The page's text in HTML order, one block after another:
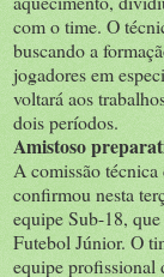
com o time. O
buscando a
jogadores em
voltará aos
dois períodos.
Amistoso
A comissão
confirmou nesta
equipe Sub-18,
Futebol Júnior. O
equipe profissional